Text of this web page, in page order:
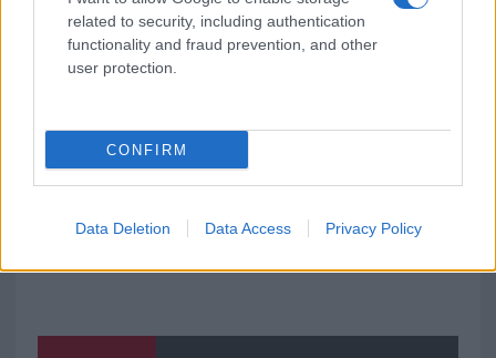
related to security, including authentication
functionality and fraud prevention, and other
user protection.
CONFIRM
Data Deletion Data Access Privacy Policy
Aggius conquista la classifica delle mete più